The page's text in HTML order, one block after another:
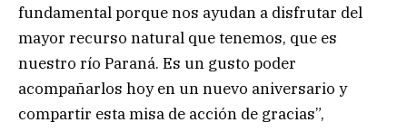
fundamental porque nos ayudan a disfrutar del
mayor recurso natural que tenemos, que es
nuestro río Paraná. Es un gusto poder
acompañarlos hoy en un nuevo aniversario y
compartir esta misa de acción de gracias”,